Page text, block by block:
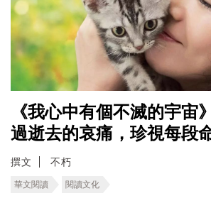
《我心中有個不滅的宇宙
過逝去的哀痛，珍視每段
撰文 不朽
華文閱讀 閱讀文化